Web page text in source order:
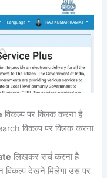
विकल्प पर क्लिक करना है
विकल्प पर क्लिक करना
लिखकर सर्च करना है
विकल्प देखने मिलेगा उस पर